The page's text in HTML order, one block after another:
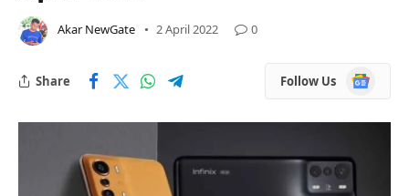
Akar NewGate 2 April 2022 0
Share Follow Us
Google
News